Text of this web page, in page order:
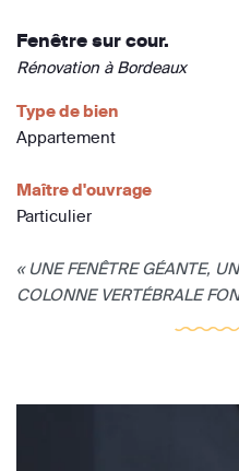
Fenêtre sur cour.
Rénovation à Bordeaux
Type de bien
Appartement
Maître d'ouvrage
Particulier
« UNE FENÊTRE GÉANTE,
COLONNE VERTÉBRALE